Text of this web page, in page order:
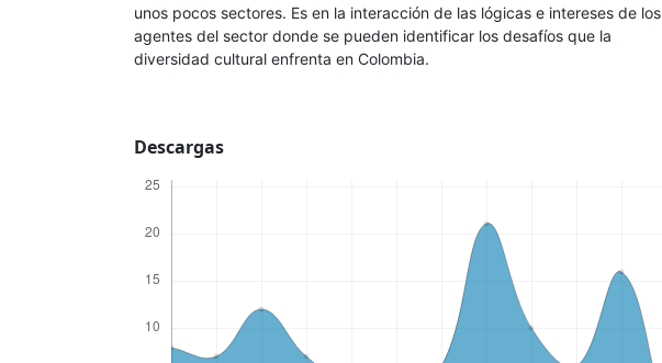
unos pocos sectores. Es en la interacción de las lógicas e intereses de los
agentes del sector donde se pueden identificar los desafíos que la
diversidad cultural enfrenta en Colombia.
Descargas